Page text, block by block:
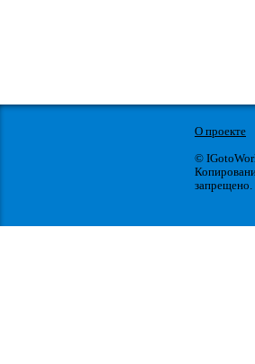
О проекте
©
запрещено.